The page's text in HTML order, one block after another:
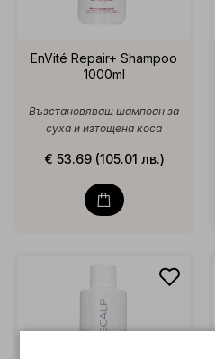
EnVité Repair+ Shampoo
1000ml
Възстановяващ шампоан за
суха и изтощена коса
€ 53.69 (105.01 лв.)